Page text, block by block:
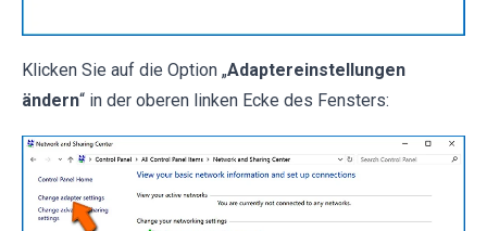
Klicken Sie auf die Option „Adaptereinstellungen
ändern“ in der oberen linken Ecke des Fensters: